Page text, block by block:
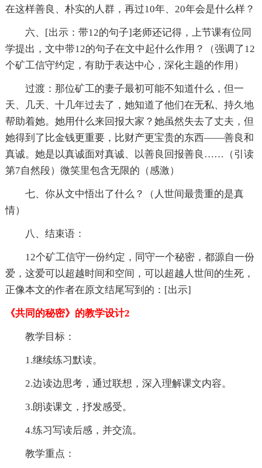
在这样善良、朴实的人群，再过10年、20年会是什么样？
六、[出示：带12的句子]老师还记得，上节课有位同
学提出，文中带12的句子在文中起什么作用？（强调了12
个矿工信守约定，有助于表达中心，深化主题的作用）
过渡：那位矿工的妻子最初可能不知道什么，但一
天、几天、十几年过去了，她知道了他们在无私、持久地
帮助着她。她用什么来回报大家？她虽然失去了丈夫，但
她得到了比金钱更重要，比财产更宝贵的东西——善良和
真诚。她是以真诚面对真诚、以善良回报善良……（引读
第7自然段）微笑里包含无限的（感激）
七、你从文中悟出了什么？（人世间最贵重的是真
情）
八、结束语：
12个矿工信守一份约定，同守一个秘密，都源自一份
爱，这爱可以超越时间和空间，可以超越人世间的生死，
正像本文的作者在原文结尾写到的：[出示]
《共同的秘密》的教学设计2
教学目标：
1.继续练习默读。
2.边读边思考，通过联想，深入理解课文内容。
3.朗读课文，抒发感受。
4.练习写读后感，并交流。
教学重点：